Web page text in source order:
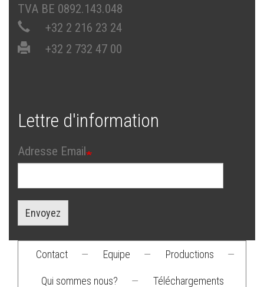
TVA BE 0892.143.048
+32 2 216 23 24
+32 2 732 47 00
Lettre d'information
Adresse Email
Envoyez
Footer
Contact — Equipe — Productions —
Qui sommes nous? — Téléchargements